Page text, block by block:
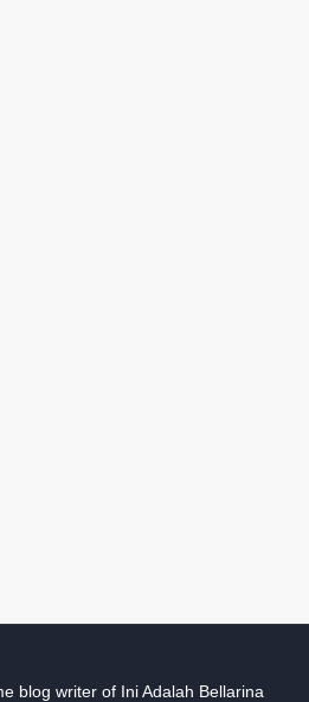
blog writer of Ini Adalah Bellarina